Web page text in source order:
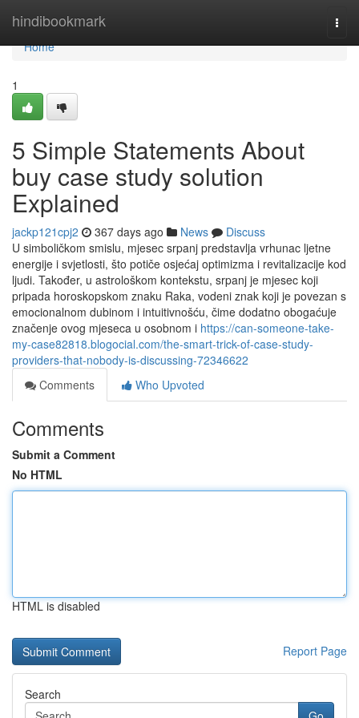
hindibookmark
Home
Home
1
5 Simple Statements About
buy case study solution
Explained
jackp121cpj2 367 days ago News
Discuss
U simboličkom smislu, mjesec srpanj predstavlja vrhunac ljetne
energije i svjetlosti, što potiče osjećaj optimizma i revitalizacije kod
ljudi. Također, u astrološkom kontekstu, srpanj je mjesec koji
pripada horoskopskom znaku Raka, vodeni znak koji je povezan s
emocionalnom dubinom i intuitivnošću, čime dodatno obogaćuje
značenje ovog mjeseca u osobnom i https://can-someone-take-
my-case82818.blogocial.com/the-smart-trick-of-case-study-
providers-that-nobody-is-discussing-72346622
Comments
Who Upvoted
Comments
Submit a Comment
No HTML
HTML is disabled
Report Page
Search